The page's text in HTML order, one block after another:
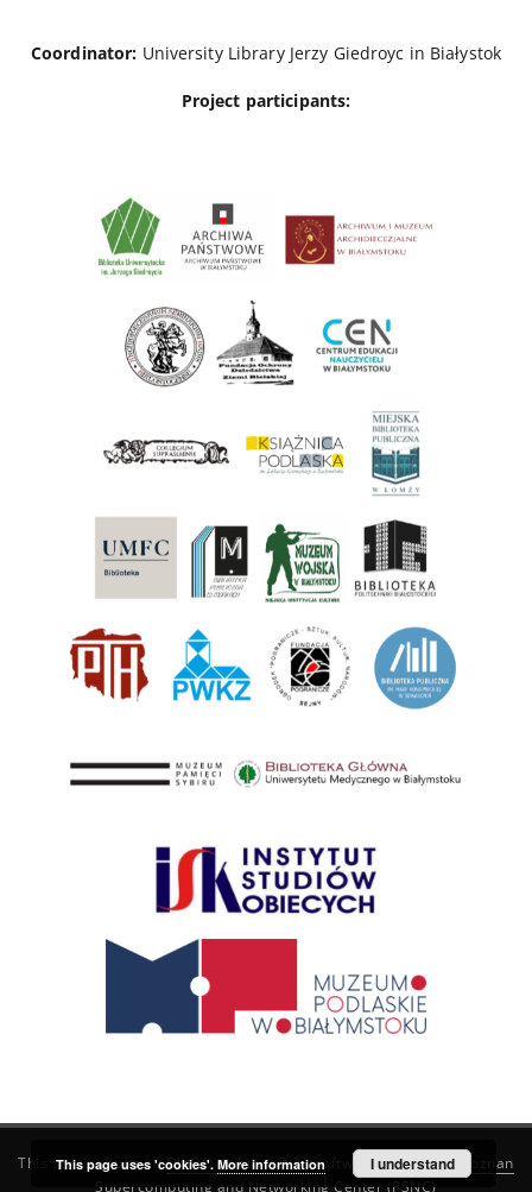
Coordinator: University Library Jerzy Giedroyc in Białystok
Project participants:
This service runs onDInGO dLibra 6.3.21software created by
Poznan
Supercomputing and Networking Center (PSNC)
This page uses 'cookies'. More information I understand